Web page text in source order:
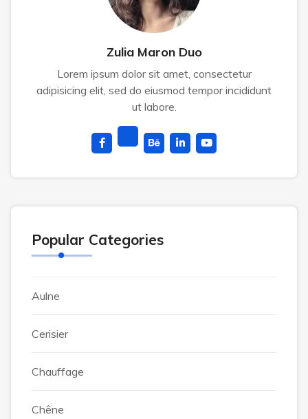
Zulia Maron Duo
Lorem ipsum dolor sit amet, consectetur
adipisicing elit, sed do eiusmod tempor incididunt
ut labore.
Popular Categories
Aulne
Cerisier
Chauffage
Chêne